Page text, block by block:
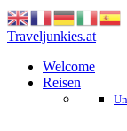
Traveljunkies.at
Welcome
Reisen